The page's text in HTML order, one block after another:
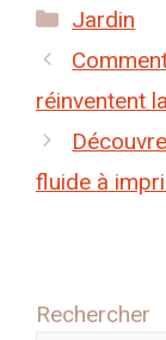
Catégories
Jardin
réinventent
fluide à
Rechercher